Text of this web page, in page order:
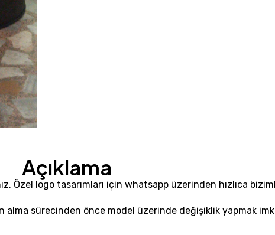
Açıklama
Özel logo tasarımları için whatsapp üzerinden hızlıca
sürecinden önce model üzerinde değişiklik yapmak